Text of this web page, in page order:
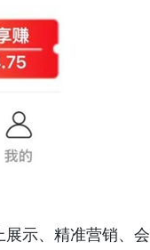
示、精准营销、会